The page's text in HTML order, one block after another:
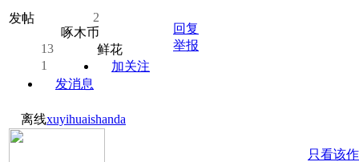
发帖
2
啄木币
13
鲜花
1
加关注
发消息
回复
举报
离线xuyihuaishanda
只看该